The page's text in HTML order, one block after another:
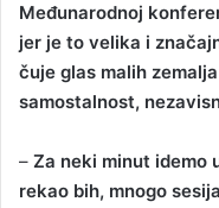
Međunarodnoj
jer je to velika i
čuje glas malih
samostalnost,
– Za neki minut idemo
rekao bih, mnogo